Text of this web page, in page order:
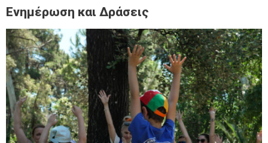
Ενημέρωση και Δράσεις